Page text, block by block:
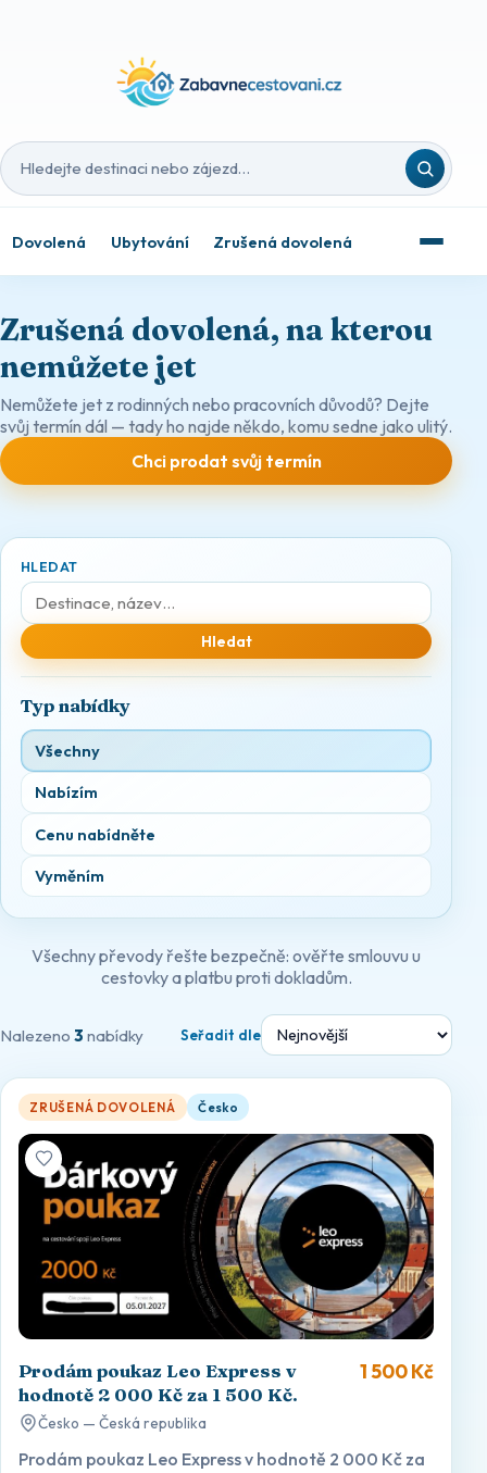
Hledat destinaci nebo zájezd
Dovolená Ubytování Zrušená dovolená
Zrušená dovolená, na kterou
nemůžete jet
Nemůžete jet z rodinných nebo pracovních důvodů? Dejte
svůj termín dál — tady ho najde někdo, komu sedne jako ulitý.
Chci prodat svůj termín
HLEDAT
Hledat
Typ nabídky
Všechny
Nabízím
Cenu nabídněte
Vyměním
Všechny převody řešte bezpečně: ověřte smlouvu u
cestovky a platbu proti dokladům.
Nalezeno 3 nabídky Seřadit dle
Prodám poukaz Leo Express v hodnotě 2 000 Kč za 1 500
ZRUŠENÁ DOVOLENÁ Česko
Prodám poukaz Leo Express v
hodnotě 2 000 Kč za 1 500 Kč.
1 500 Kč
Česko — Česká republika
Prodám poukaz Leo Express v hodnotě 2 000 Kč za